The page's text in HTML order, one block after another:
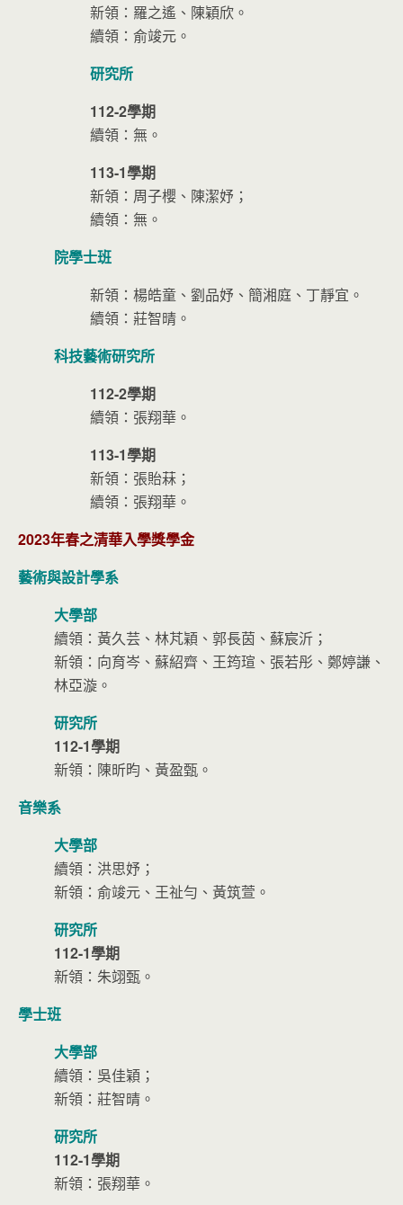
新領：羅之遙、陳穎欣。
續領：俞竣元。
研究所
112-2學期
續領：無。
113-1學期
新領：周子櫻、陳潔妤；
續領：無。
院學士班
新領：楊皓童、劉品妤、簡湘庭、丁靜宜。
續領：莊智晴。
科技藝術研究所
112-2學期
續領：張翔華。
113-1學期
新領：張貽菻；
續領：張翔華。
2023年春之清華入學獎學金
藝術與設計學系
大學部
續領：黃久芸、林芃穎、郭長茵、蘇宸沂；
新領：向育岑、蘇紹齊、王筠瑄、張若彤、鄭婷謙、
林亞漩。
研究所
112-1學期
新領：陳昕昀、黃盈甄。
音樂系
大學部
續領：洪思妤；
新領：俞竣元、王祉勻、黃筑萱。
研究所
112-1學期
新領：朱翊甄。
學士班
大學部
續領：吳佳穎；
新領：莊智晴。
研究所
112-1學期
新領：張翔華。